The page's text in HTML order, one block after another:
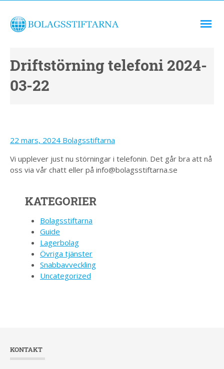
Driftstörning telefoni 2024-
03-22
22 mars, 2024 Bolagsstiftarna
Vi upplever just nu störningar i telefonin. Det går bra att nå
oss via vår chatt eller på info@bolagsstiftarna.se
KATEGORIER
Bolagsstiftarna
Guide
Lagerbolag
Övriga tjänster
Snabbavveckling
Uncategorized
KONTAKT